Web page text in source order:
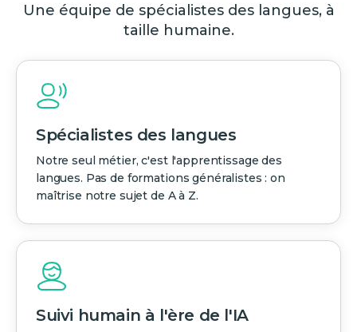
Une équipe de spécialistes des langues, à
taille humaine.
Spécialistes des langues
Notre seul métier, c'est l'apprentissage des
langues. Pas de formations généralistes : on
maîtrise notre sujet de A à Z.
Suivi humain à l'ère de l'IA